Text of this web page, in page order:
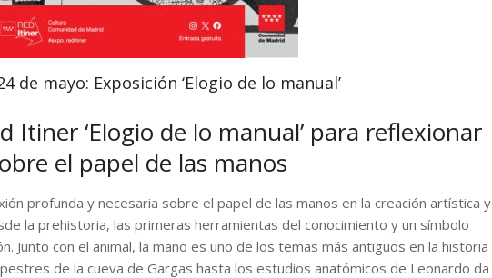
de mayo: Exposición ‘Elogio de lo manual’
Itiner ‘Elogio de lo manual’ para reflexionar
el papel de las manos
profunda y necesaria sobre el papel de las manos en la creación artística y
la prehistoria, las primeras herramientas del conocimiento y un símbolo
Junto con el animal, la mano es uno de los temas más antiguos en la historia
de la cueva de Gargas hasta los estudios anatómicos de Leonardo da